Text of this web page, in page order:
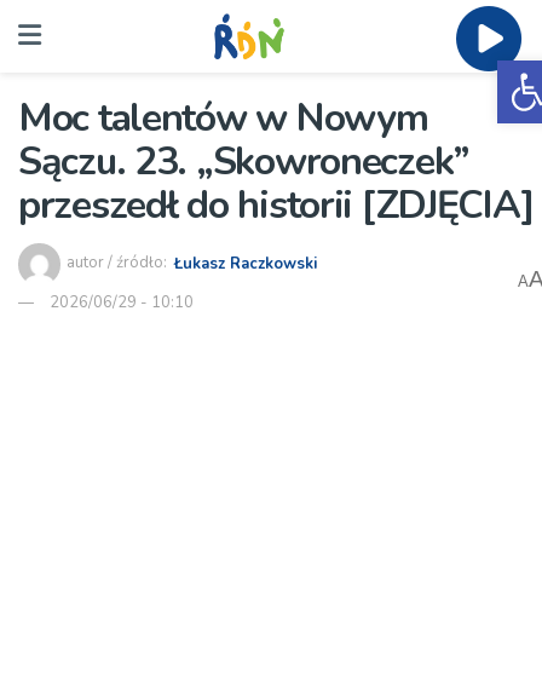
Moc talentów w Nowym
Sączu. 23. „Skowroneczek”
przeszedł do historii [ZDJĘCIA]
autor / źródło: Łukasz Raczkowski
2026/06/29 - 10:10
A